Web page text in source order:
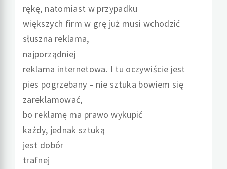
rękę, natomiast w przypadku
większych firm w grę już musi wchodzić
słuszna reklama,
najporządniej
reklama internetowa. I tu oczywiście jest
pies pogrzebany – nie sztuka bowiem się
zareklamować,
bo reklamę ma prawo wykupić
każdy, jednak sztuką
jest dobór
trafnej